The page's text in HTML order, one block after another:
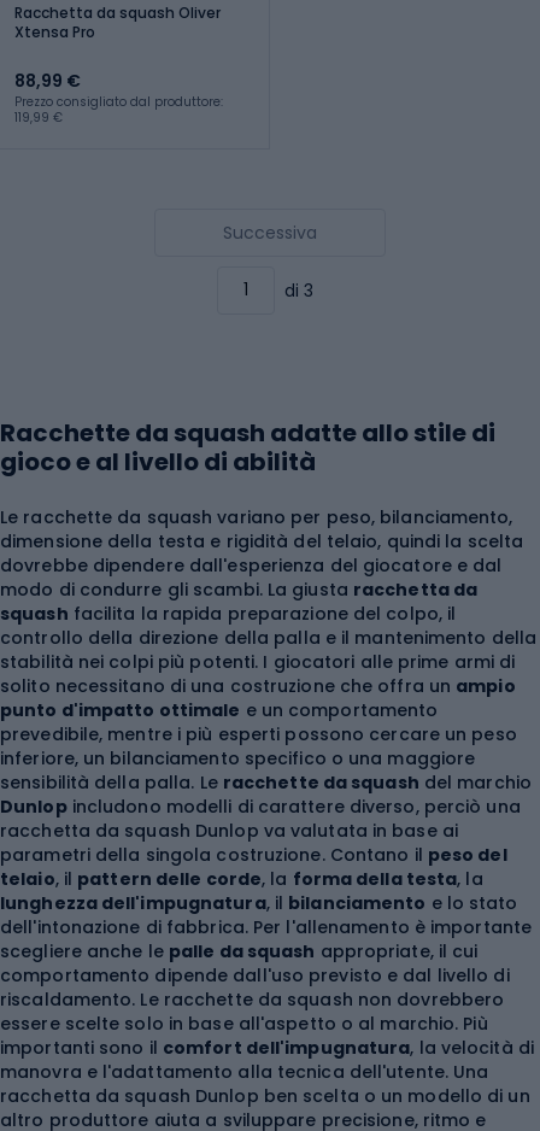
Racchetta da squash Oliver
Xtensa Pro
88,99 €
Prezzo consigliato dal produttore:
119,99 €
Successiva
di 3
Racchette da squash adatte allo stile di
gioco e al livello di abilità
Le racchette da squash variano per peso, bilanciamento,
dimensione della testa e rigidità del telaio, quindi la scelta
dovrebbe dipendere dall'esperienza del giocatore e dal
modo di condurre gli scambi. La giusta racchetta da
squash facilita la rapida preparazione del colpo, il
controllo della direzione della palla e il mantenimento della
stabilità nei colpi più potenti. I giocatori alle prime armi di
solito necessitano di una costruzione che offra un ampio
punto d'impatto ottimale e un comportamento
prevedibile, mentre i più esperti possono cercare un peso
inferiore, un bilanciamento specifico o una maggiore
sensibilità della palla. Le racchette da squash del marchio
Dunlopincludono modelli di carattere diverso, perciò una
racchetta da squash Dunlop va valutata in base ai
parametri della singola costruzione. Contano il peso del
telaio, il pattern delle corde, la forma della testa, la
lunghezza dell'impugnatura, il bilanciamento e lo stato
dell'intonazione di fabbrica. Per l'allenamento è importante
scegliere anche le palle da squash appropriate, il cui
comportamento dipende dall'uso previsto e dal livello di
riscaldamento. Le racchette da squash non dovrebbero
essere scelte solo in base all'aspetto o al marchio. Più
importanti sono il comfort dell'impugnatura, la velocità di
manovra e l'adattamento alla tecnica dell'utente. Una
racchetta da squash Dunlop ben scelta o un modello di un
altro produttore aiuta a sviluppare precisione, ritmo e